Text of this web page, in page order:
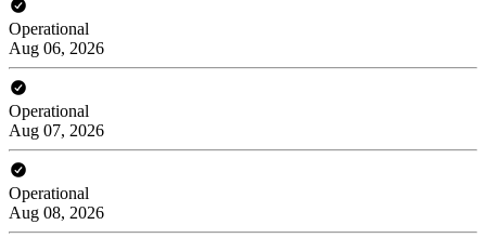
Operational
Aug 06, 2026
Operational
Aug 07, 2026
Operational
Aug 08, 2026